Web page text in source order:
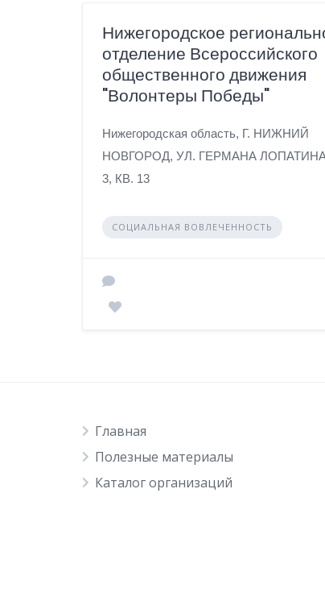
Нижегородское
отделение Всероссийского
общественного движения
"Волонтеры Победы"
Нижегородская область, Г. НИЖНИЙ
НОВГОРОД, УЛ. ГЕРМАНА
3, КВ. 13
СОЦИАЛЬНАЯ ВОВЛЕЧЕННОСТЬ
Главная
Полезные материалы
Каталог организаций